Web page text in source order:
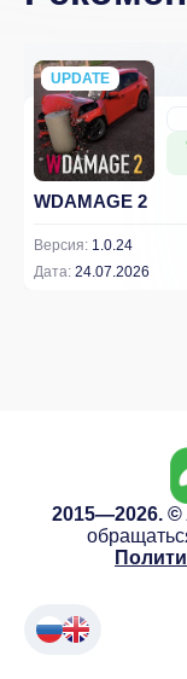
UPDATE
NEW
WDAMAGE 2
Версия: 1.0.24
Дата: 24.07.2026
2015—2026. ©